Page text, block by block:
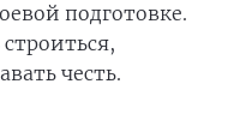
подготовке.
честь.